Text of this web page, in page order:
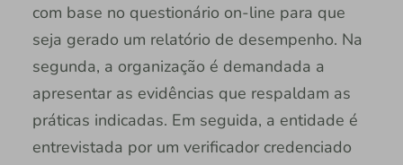
com base no questionário on-line para que
seja gerado um relatório de desempenho. Na
segunda, a organização é demandada a
apresentar as evidências que respaldam as
práticas indicadas. Em seguida, a entidade é
entrevistada por um verificador credenciado